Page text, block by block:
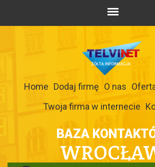
Home Dodaj firmę O nas
Twoja firma w internecie
BAZA